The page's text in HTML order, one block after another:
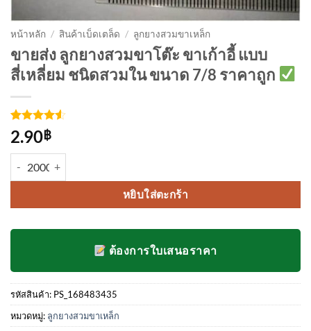
หน้าหลัก / สินค้าเบ็ดเตล็ด / ลูกยางสวมขาเหล็ก
ขายส่ง ลูกยางสวมขาโต๊ะ ขาเก้าอี้ แบบ
สี่เหลี่ยม ชนิดสวมใน ขนาด 7/8 ราคาถูก
ให้คะแนน
4.5จาก 5
คะแนน
เต็มบน
4
การให้
2.90฿
หยิบใส่ตะกร้า
ต้องการใบเสนอราคา
รหัสสินค้า: PS_168483435
หมวดหมู่: ลูกยางสวมขาเหล็ก